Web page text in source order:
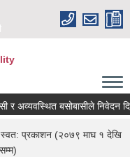
अव्यवस्थित बसोबासीले निवेदन दिने
प्रकाशन (२०७९ माघ १ देखि